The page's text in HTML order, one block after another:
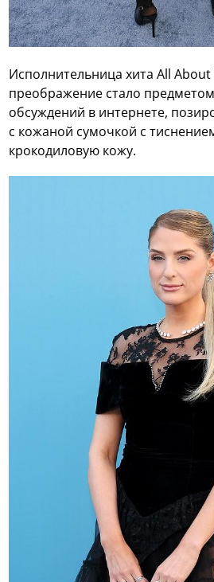
Исполнительница хита All About
преображение стало
обсуждений в интернете,
с кожаной сумочкой с
крокодиловую кожу.